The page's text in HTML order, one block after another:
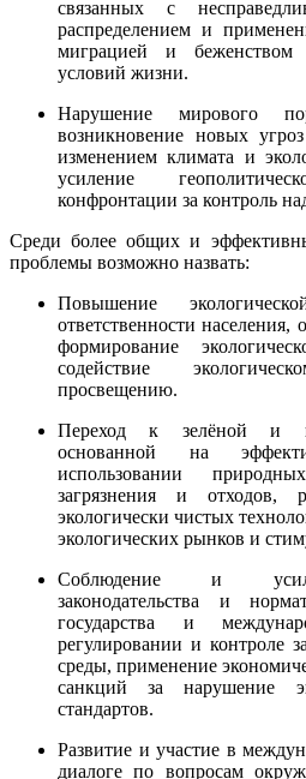
связанных с
распределением и
миграцией и
условий жизни.
Нарушение мирового
возникновение новых
изменением климата и
усиление
конфронтации за контроль
Среди более общих и
проблемы возможно назвать:
Повышение
ответственности населения,
формирование
содействие
просвещению.
Переход к зелёной и
основанной на
использовании
загрязнения и отходов,
экологически чистых
экологических рынков и
Соблюдение и
законодательства и
государства и
регулировании и контроле
среды, применение
санкций за нарушение
стандартов.
Развитие и участие в
диалоге по вопросам